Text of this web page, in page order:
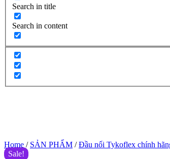
Search in title
Search in content
Home / SẢN PHẨM /Đầu nối Tykoflex chính
Sale!